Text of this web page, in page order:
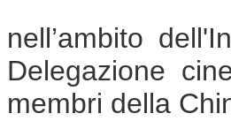
nell’ambito
Delegazione
membri della